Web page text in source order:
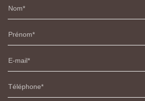
Nom
Prénom
E-mail
Téléphone